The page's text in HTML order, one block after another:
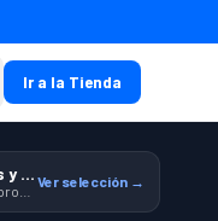
Ir a la Tienda
Jerseys y equipamiento relacionado Ver selección →